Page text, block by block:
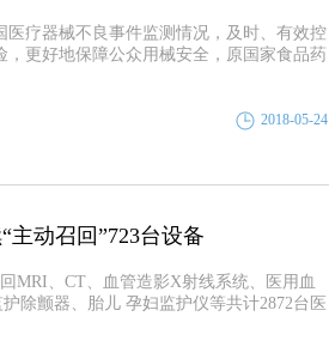
医疗器械不良事件监测情况，及时、有效控
，更好地保障公众用械安全，原国家食品药
2018-05-24
主动召回”723台设备
MRI、CT、血管造影X射线系统、医用血
除颤器、胎儿 孕妇监护仪等共计2872台医